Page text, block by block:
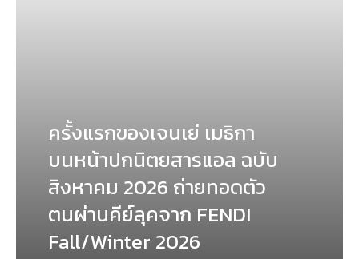
ครั้งแรกของเจนเย่ เมธิกา
บนหน้าปกนิตยสารแอล ฉบับ
สิงหาคม 2026 ถ่ายทอดตัว
ตนผ่านคีย์ลุคจาก FENDI
Fall/Winter 2026